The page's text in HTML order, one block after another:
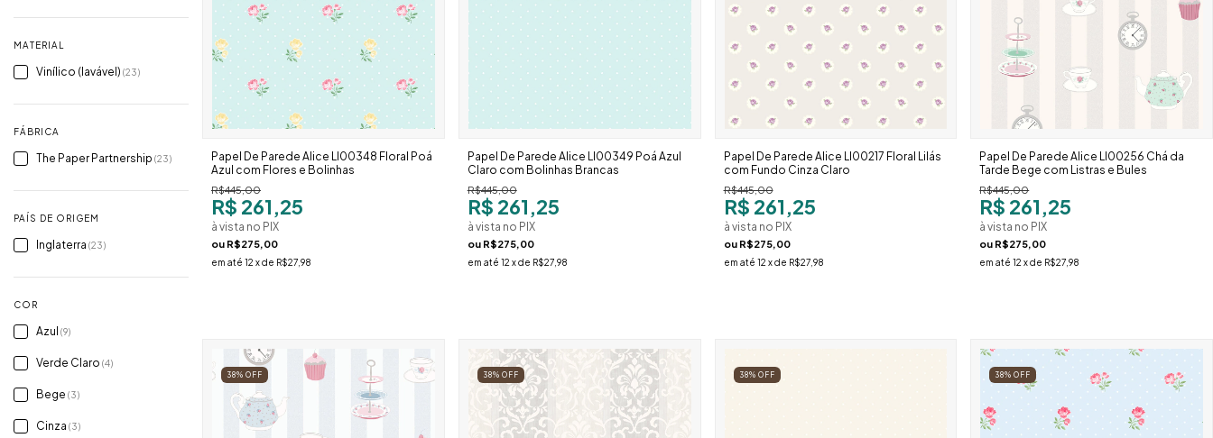
MATERIAL
Vinílico (lavável) (23)
FÁBRICA
The Paper Partnership (23)
PAÍS DE ORIGEM
Inglaterra (23)
COR
Azul (9)
Verde Claro (4)
Bege (3)
Cinza (3)
Papel De Parede Alice Ll00348 Floral Poá
Azul com Flores e Bolinhas
R$445,00
R$ 261,25
à vista no PIX
ou R$275,00
em até 12 x de R$27,98
Papel De Parede Alice Ll00349 Poá Azul
Claro com Bolinhas Brancas
R$445,00
R$ 261,25
à vista no PIX
ou R$275,00
em até 12 x de R$27,98
Papel De Parede Alice Ll00217 Floral Lilás
com Fundo Cinza Claro
R$445,00
R$ 261,25
à vista no PIX
ou R$275,00
em até 12 x de R$27,98
Papel De Parede Alice Ll00256 Chá da
Tarde Bege com Listras e Bules
R$445,00
R$ 261,25
à vista no PIX
ou R$275,00
em até12 x de R$27,98
38% OFF 38% OFF 38% OFF 38%OFF